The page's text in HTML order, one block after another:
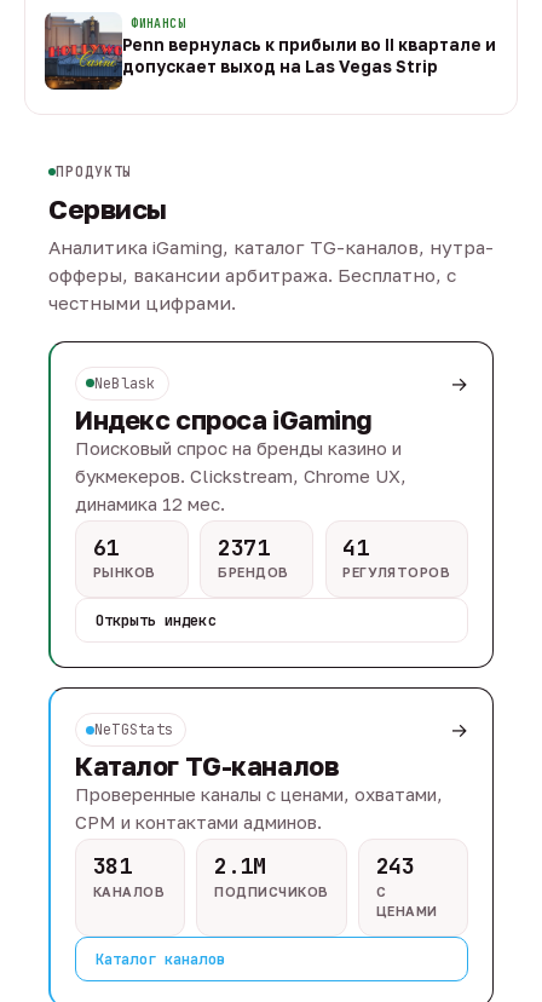
ФИНАНСЫ
Penn вернулась к прибыли во II квартале и
допускает выход на Las Vegas Strip
ПРОДУКТЫ
Сервисы
Аналитика iGaming, каталог TG-каналов, нутра-
офферы, вакансии арбитража. Бесплатно, с
честными цифрами.
NeBlask →
Индекс спроса iGaming
Поисковый спрос на бренды казино и
букмекеров. Clickstream, Chrome UX,
динамика 12 мес.
61
РЫНКОВ
2371
БРЕНДОВ
41
РЕГУЛЯТОРОВ
Открыть индекс
NeTGStats →
Каталог TG-каналов
Проверенные каналы с ценами, охватами,
CPM и контактами админов.
381
КАНАЛОВ
2.1M
ПОДПИСЧИКОВ
243
С
ЦЕНАМИ
Каталог каналов